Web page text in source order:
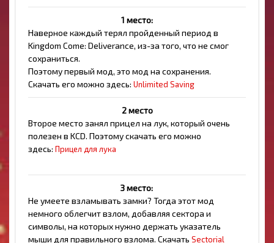
1 место:
Наверное каждый терял пройденный период в
Kingdom Come: Deliverance, из-за того, что не смог
сохраниться.
Поэтому первый мод, это мод на сохранения.
Скачать его можно здесь: Unlimited Saving
2 место
Второе место занял прицел на лук, который очень
полезен в KCD. Поэтому скачать его можно
здесь: Прицел для лука
3 место:
Не умеете взламывать замки? Тогда этот мод
немного облегчит взлом, добавляя сектора и
символы, на которых нужно держать указатель
мыши для правильного взлома. Скачать Sectorial